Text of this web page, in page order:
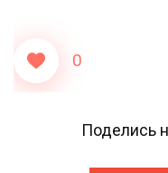
0
Поделись